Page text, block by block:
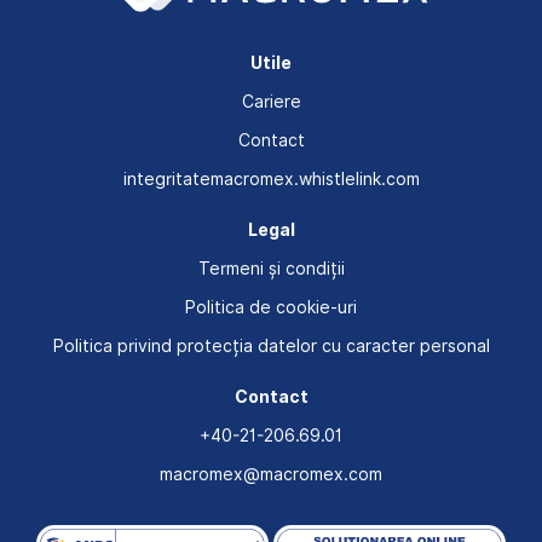
Utile
Cariere
Contact
integritatemacromex.whistlelink.com
Legal
Termeni și condiții
Politica de cookie-uri
Politica privind protecția datelor cu caracter personal
Contact
+40-21-206.69.01
macromex@macromex.com